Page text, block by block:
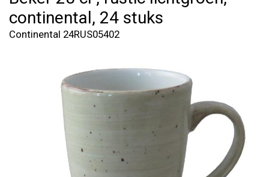
continental, 24 stuks
Continental 24RUS05402